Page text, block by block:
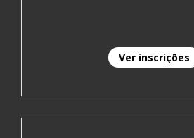
Ver inscrições